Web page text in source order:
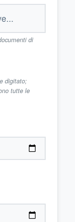
di
digitato;
tutte le